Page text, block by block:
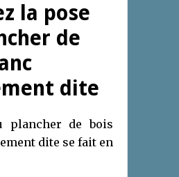
la pose
de
dite
plancher de bois
dite se fait en